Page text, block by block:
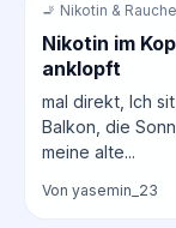
🚬 Nikotin &
Nikotin im
anklopft
mal direkt, Ich
Balkon, die
meine alte...
Von yasemin_23